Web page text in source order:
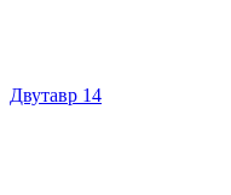
Двутавр 14